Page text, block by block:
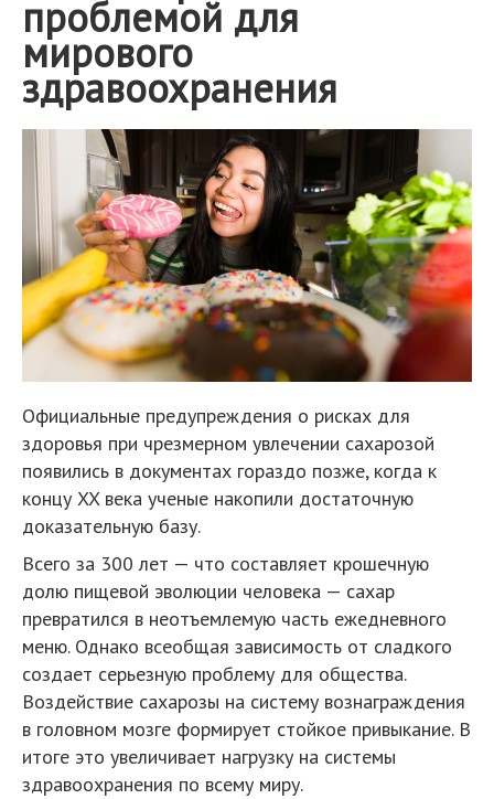
проблемой для
мирового
здравоохранения
Официальные предупреждения о рисках для
здоровья при чрезмерном увлечении сахарозой
появились в документах гораздо позже, когда к
концу XX века ученые накопили достаточную
доказательную базу.
Всего за 300 лет — что составляет крошечную
долю пищевой эволюции человека — сахар
превратился в неотъемлемую часть ежедневного
меню. Однако всеобщая зависимость от сладкого
создает серьезную проблему для общества.
Воздействие сахарозы на систему вознаграждения
в головном мозге формирует стойкое привыкание. В
итоге это увеличивает нагрузку на системы
здравоохранения по всему миру.